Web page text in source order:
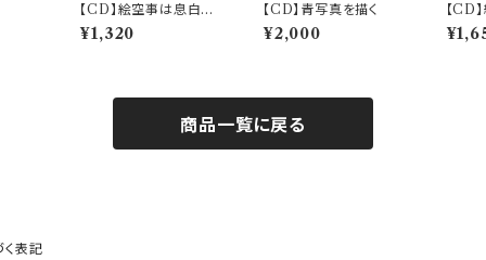
【CD】絵空事は息白と
消えて e.p
¥1,320
【CD】青写真を描く
¥2,000
【CD
商品一覧に戻る
表記